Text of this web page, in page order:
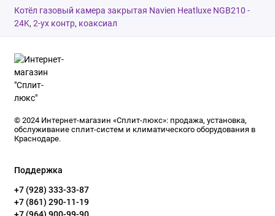
Котёл газовый камера закрытая Navien Heatluxe NGB210 -
24K, 2-ух контр, коаксиал
© 2024 Интернет-магазин «Сплит-люкс»: продажа, установка,
обслуживание сплит-систем и климатического оборудования в
Краснодаре.
Поддержка
+7 (928) 333-33-87
+7 (861) 290-11-19
+7 (964) 900-99-90